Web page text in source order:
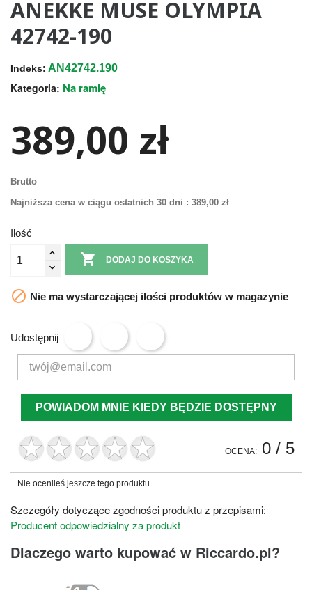
ANEKKE MUSE OLYMPIA
42742-190
Indeks: AN42742.190
Kategoria: Na ramię
389,00 zł
Brutto
Najniższa cena w ciągu ostatnich 30 dni : 389,00 zł
Ilość
 DODAJ DO KOSZYKA
 Nie ma wystarczającej ilości produktów w magazynie
Udostępnij
POWIADOM MNIE KIEDY BĘDZIE DOSTĘPNY
OCENA: 0 / 5
Nie oceniłeś jeszcze tego produktu.
Szczegóły dotyczące zgodności produktu z przepisami:
Producent odpowiedzialny za produkt
Dlaczego warto kupować w Riccardo.pl?